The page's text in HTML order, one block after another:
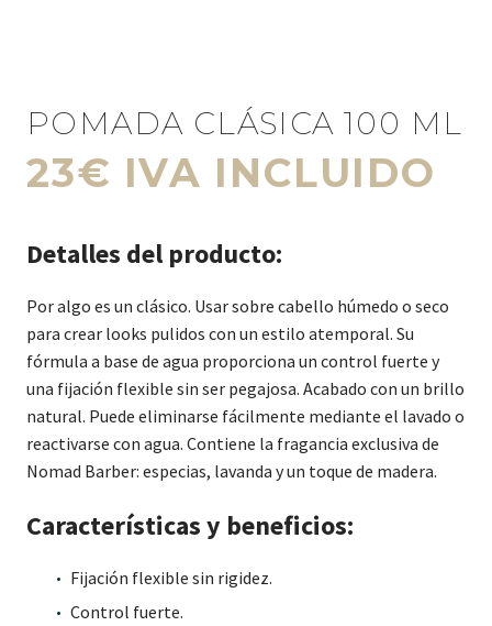
POMADA CLÁSICA 100 ML
23€ IVA INCLUIDO
Detalles del producto:
Por algo es un clásico. Usar sobre cabello húmedo o seco
para crear looks pulidos con un estilo atemporal. Su
fórmula a base de agua proporciona un control fuerte y
una fijación flexible sin ser pegajosa. Acabado con un brillo
natural. Puede eliminarse fácilmente mediante el lavado o
reactivarse con agua. Contiene la fragancia exclusiva de
Nomad Barber: especias, lavanda y un toque de madera.
Característicasy beneficios:
Fijación flexible sin rigidez.
Control fuerte.